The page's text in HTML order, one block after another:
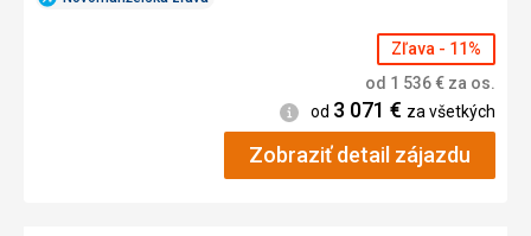
Zľava - 11%
od 1 536€ za os.
Informácie
od 3 071 € za všetkých
Zobraziť detail zájazdu